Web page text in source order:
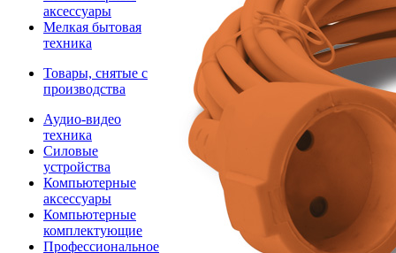
аксессуары
Мелкая бытовая
техника
Товары, снятые с
производства
Аудио-видео
техника
Силовые
устройства
Компьютерные
аксессуары
Компьютерные
комплектующие
Профессиональное